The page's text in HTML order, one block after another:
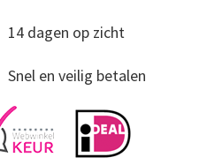
14 dagen op zicht
Snel en veilig betalen